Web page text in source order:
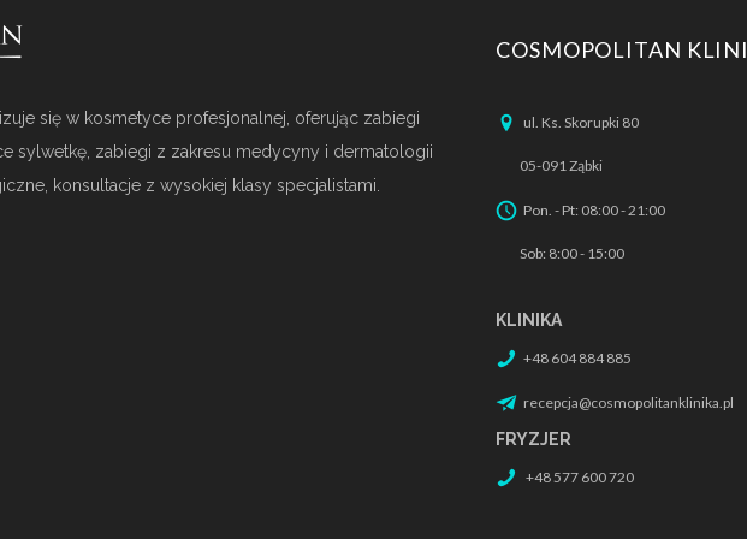
się w kosmetyce profesjonalnej, oferując zabiegi
sylwetkę, zabiegi z zakresu medycyny i dermatologii
konsultacje z wysokiej klasy specjalistami.
COSMOPOLITAN
ul. Ks. Skorupki 80
05-091 Ząbki
Pon. - Pt: 08:00 - 21:00
Sob: 8:00 - 15:00
KLINIKA
+48 604 884 885
recepcja@cosmopolitanklinika.pl
FRYZJER
+48 577 600 720